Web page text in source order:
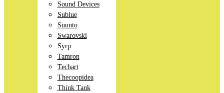
Sound Devices
Sublue
Suunto
Swarovski
Syrp
Tamron
Techart
Thecoopidea
Think Tank